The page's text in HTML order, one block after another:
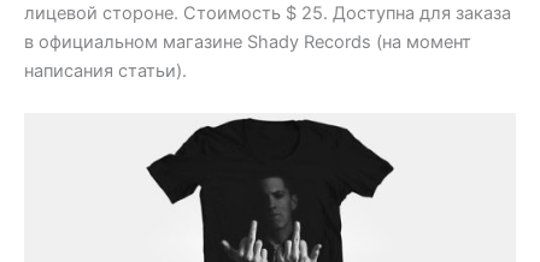
лицевой стороне. Стоимость $ 25. Доступна для заказа
в официальном магазине Shady Records (на момент
написания статьи).